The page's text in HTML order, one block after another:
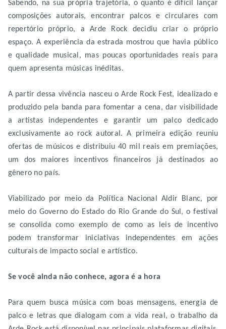
Sabendo, na sua própria trajetória, o quanto é difícil lançar
composições autorais, encontrar palcos e circulares com
repertório próprio, a Arde Rock decidiu criar o próprio
espaço. A experiência da estrada mostrou que havia público
e qualidade musical, mas poucas oportunidades reais para
quem apresenta músicas inéditas.
A partir dessa vivência nasceu o Arde Rock Fest, idealizado e
produzido pela banda para fomentar a cena, dar visibilidade
a artistas independentes e garantir um palco dedicado
exclusivamente ao rock autoral. A primeira edição reuniu
ofertas de músicos e distribuiu 40 mil reais em premiações,
um dos maiores incentivos financeiros já destinados ao
gênero no país.
Viabilizado por meio da Política Nacional Aldir Blanc, por
meio do Governo do Estado do Rio Grande do Sul, o festival
se consolida como exemplo de como as leis de incentivo
podem transformar iniciativas independentes em ações
culturais de impacto social e artístico.
Se você ainda não conhece, agora é a hora
Para quem busca música com boas mensagens, energia de
palco e letras que dialogam com a vida real, o trabalho da